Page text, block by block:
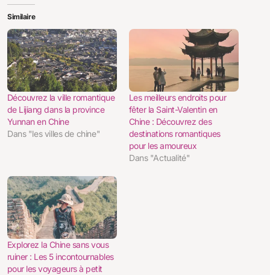
Similaire
Découvrez la ville romantique
de Lijiang dans la province
Yunnan en Chine
Dans "les villes de chine"
Les meilleurs endroits pour
fêter la Saint-Valentin en
Chine : Découvrez des
destinations romantiques
pour les amoureux
Dans "Actualité"
Explorez la Chine sans vous
ruiner : Les 5 incontournables
pour les voyageurs à petit